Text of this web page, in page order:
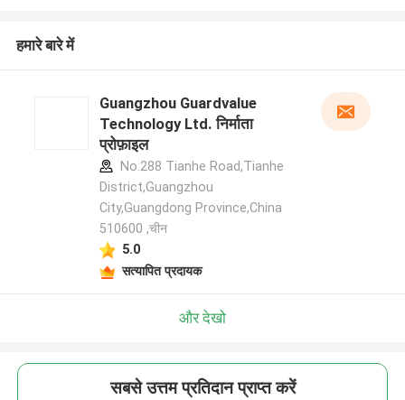
हमारे बारे में
Guangzhou Guardvalue
Technology Ltd. निर्माता
प्रोफ़ाइल
No.288 Tianhe Road,Tianhe
District,Guangzhou
City,Guangdong Province,China
510600 ,चीन
5.0
सत्यापित प्रदायक
और देखो
सबसे उत्तम प्रतिदान प्राप्त करें